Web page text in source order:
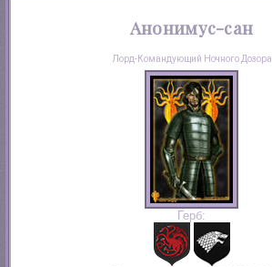
Анонимус-сан
Лорд-Командующий Ночного Дозора
Герб: